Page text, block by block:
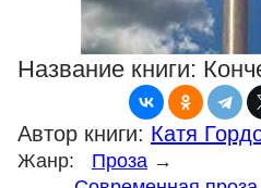
Название книги:
Автор книги: Катя
Жанр: Проза →